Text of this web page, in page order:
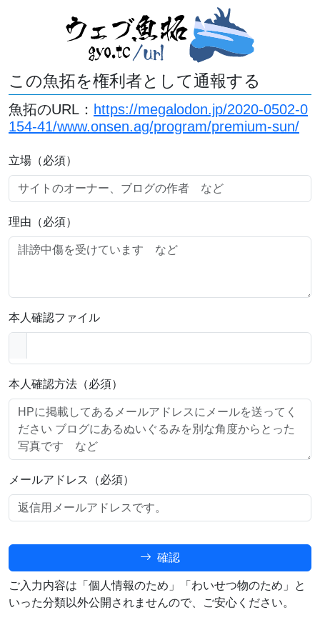
この魚拓を権利者として通報する
魚拓のURL： https://megalodon.jp/2020-0502-0
154-41/www.onsen.ag/program/premium-sun/
立場（必須）
理由（必須）
本人確認ファイル
本人確認方法（必須）
メールアドレス（必須）
確認
ご入力内容は「個人情報のため」「わいせつ物のため」と
いった分類以外公開されませんので、ご安心ください。